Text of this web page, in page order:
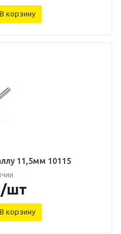
В корзину
11,5мм 10115
/шт
В корзину